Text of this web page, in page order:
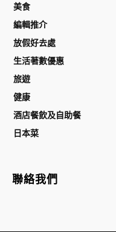
美食
編輯推介
放假好去處
生活著數優惠
旅遊
健康
酒店餐飲及自助餐
日本菜
聯絡我們